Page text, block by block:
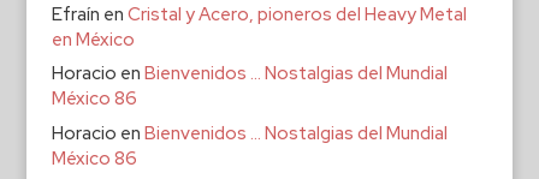
Efraín en Cristal y Acero, pioneros del Heavy Metal
en México
Horacio en Bienvenidos … Nostalgias del Mundial
México 86
Horacio en Bienvenidos … Nostalgias del Mundial
México 86